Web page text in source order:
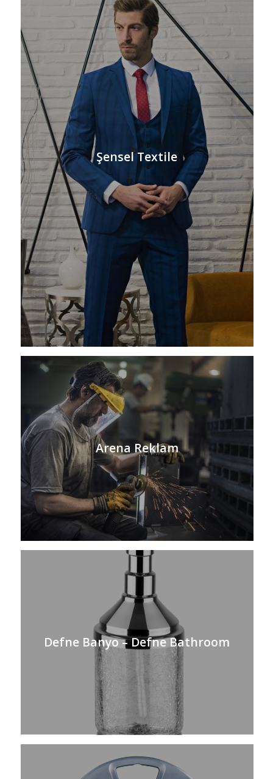
Şensel Textile
Arena Reklam
Defne Banyo – Defne Bathroom